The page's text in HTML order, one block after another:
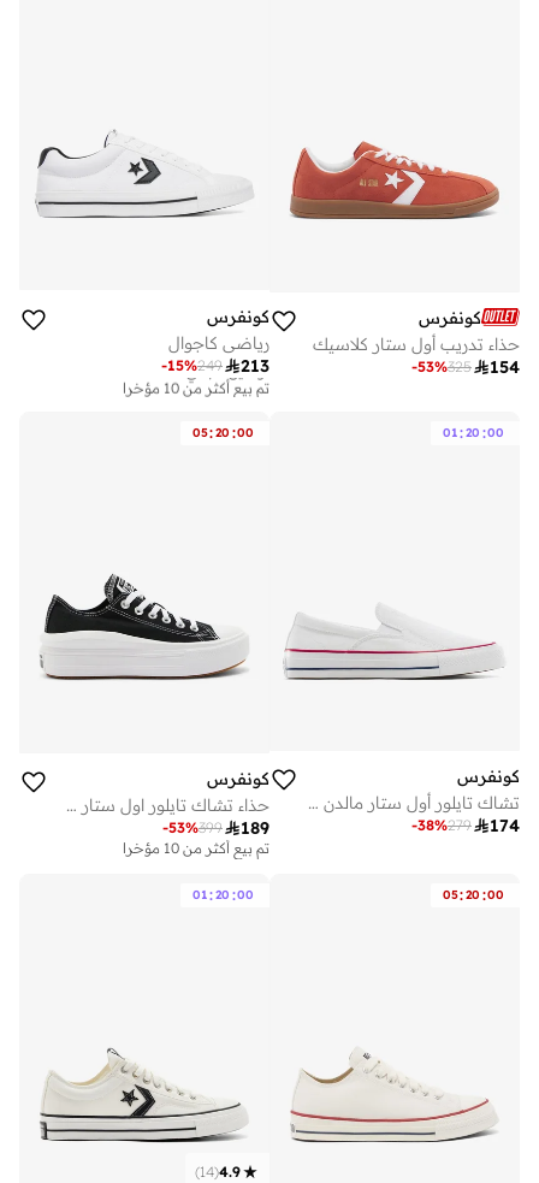
كونفرس
حذاء تدريب أول ستار كلاسيك
154
325
-53%
كونفرس
رياضي كاجوال
213
249
-15%
توصيل مجاني
تم بيع أكثر من 10 مؤخرا
01:20 :00
كونفرس
تشاك تايلور أول ستار مالدن ستريت سلايب أون
174
279
-38%
05:20 :00
كونفرس
حذاء تشاك تايلور اول ستار موف
189
399
-53%
تم بيع أكثر من 10 مؤخرا
05:20 :00
01:20 :00
4.9
(
14
)